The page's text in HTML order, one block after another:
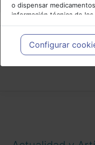
o dispensar
información técnica de
meramente informativo,
profesionales facultados
cada caso concreto, el
necesidades del paciente.
Configurar